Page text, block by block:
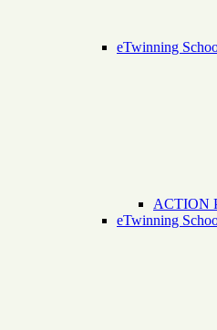
eTwinning
ACTION
eTwinning